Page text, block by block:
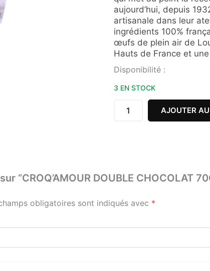
aujourd’hui, depuis
artisanale dans leur
ingrédients 100%
œufs de plein air de
Hauts de France et
Disponibilité :
3 EN STOCK
quantité
CROQ'AMOUR
CHOCOLAT
AJOUTER
“CROQ’AMOUR DOUBLE CHOCOLAT
obligatoires sont indiqués avec *